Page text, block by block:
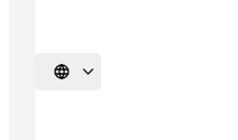
Sprache auswählen